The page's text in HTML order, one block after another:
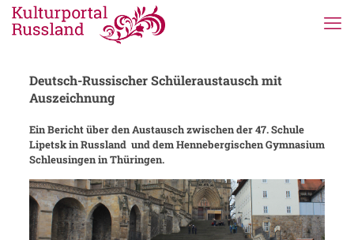
Deutsch-Russischer Schüleraustausch mit
Auszeichnung
Ein Bericht über den Austausch zwischen der 47. Schule
Lipetsk in Russland und dem Hennebergischen Gymnasium
Schleusingen in Thüringen.